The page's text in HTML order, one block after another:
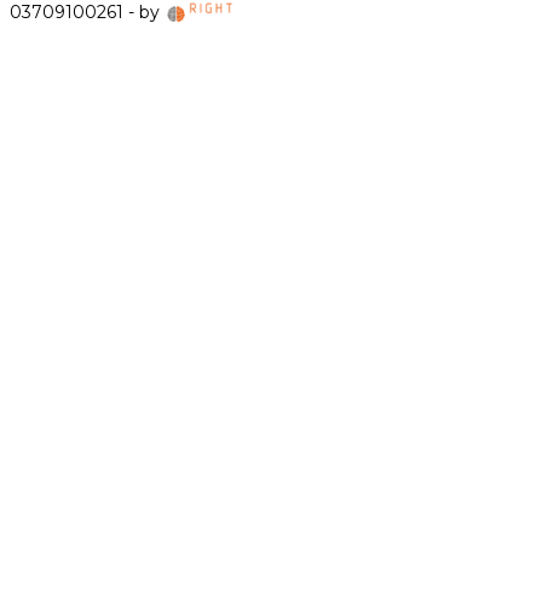
03709100261 - by